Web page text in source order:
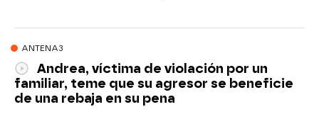
ANTENA3
Andrea, víctima de violación por un
familiar, teme que su agresor se beneficie
de una rebaja en su pena